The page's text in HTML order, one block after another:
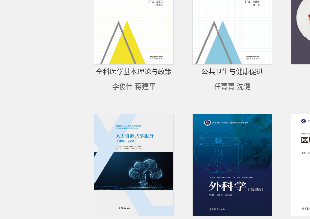
全科医学基本理论与政策
李俊伟 蒋建平
公共卫生与健康促进
任菁菁 沈健